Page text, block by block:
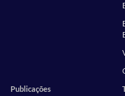
Publicações